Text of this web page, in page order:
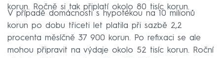
korun. Ročně si tak připlatí okolo 80 tisíc korun.
V případě domácnosti s hypotékou na 10 milionů
korun po dobu třiceti let platila při sazbě 2,2
procenta měsíčně 37 900 korun. Po refixaci se ale
mohou připravit na výdaje okolo 52 tisíc korun. Roční